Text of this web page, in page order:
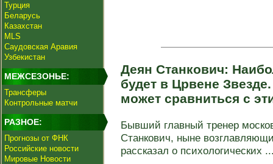
Турция
Беларусь
Казахстан
MLS
Саудовская Аравия
Узбекистан
МЕЖСЕЗОНЬЕ:
Трансферы
Контрольные матчи
РАЗНОЕ:
Прогнозы от ФНК
Российские новости
Мировые Новости
Деян Станкович:
будет в Црвене
может сравниться с
Бывший главный тренер
Станкович, ныне
рассказал о психологических